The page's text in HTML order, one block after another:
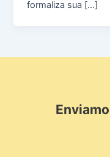
formaliza sua […]